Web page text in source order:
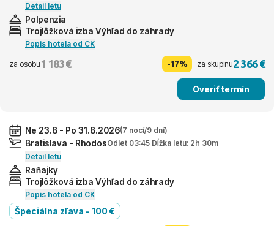
Detail letu
Polpenzia
Trojlôžková izba Výhľad do záhrady
Popis hotela od CK
za osobu 1 183 € -17% za skupinu2 366 €
Overiť termín
Ne 23.8 - Po 31.8.2026(7 nocí/9 dní)
Bratislava - RhodosOdlet 03:45 Dĺžka letu: 2h 30m
Detail letu
Raňajky
Trojlôžková izba Výhľad do záhrady
Popis hotela od CK
Špeciálna zľava - 100 €